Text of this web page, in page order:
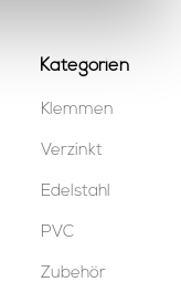
Kategorien
Klemmen
Verzinkt
Edelstahl
PVC
Zubehör